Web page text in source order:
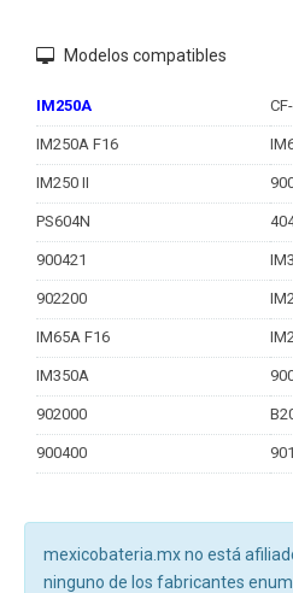
Modelos compatibles
IM250A
IM250A F16
IM250 II
PS604N
900421
902200
IM65A F16
IM350A
902000
900400
mexicobateria.mx no está
ninguno de los fabricantes